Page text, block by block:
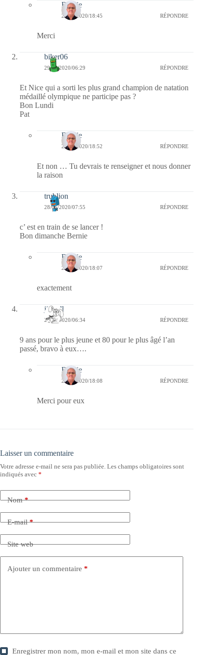
Bernie
29/06/2020/18:45 RÉPONDRE
Merci
biker06
29/06/2020/06:29 RÉPONDRE
Et Nice qui a sorti les plus grand champion de natation
médaillé olympique ne participe pas ?
Bon Lundi
Pat
Bernie
29/06/2020/18:52 RÉPONDRE
Et non … Tu devrais te renseigner et nous donner
la raison
trublion
28/06/2020/07:55 RÉPONDRE
c’ est en train de se lancer !
Bon dimanche Bernie
Bernie
28/06/2020/18:07 RÉPONDRE
exactement
jill bill
28/06/2020/06:34 RÉPONDRE
9 ans pour le plus jeune et 80 pour le plus âgé l’an
passé, bravo à eux….
Bernie
28/06/2020/18:08 RÉPONDRE
Merci pour eux
Laisser un commentaire
Votre adresse e-mail ne sera pas publiée. Les champs obligatoires sont
indiqués avec *
Nom*
E-mail*
Site web
Ajouter un commentaire *
Enregistrer mon nom, mon e-mail et mon site dans ce